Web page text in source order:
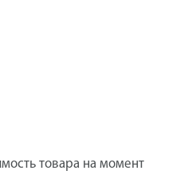
товара на момент